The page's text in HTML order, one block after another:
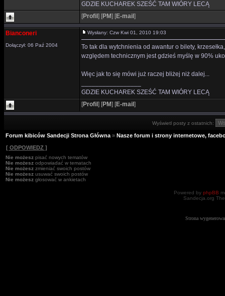
GDZIE KUCHAREK SZEŚĆ TAM WIÓRY LECĄ
[Profil ] [PM] [E-mail ]
Bianconeri
Dołączył: 06 Paź 2004
Wysłany: Czw Kwi 01, 2010 19:03
To tak dla wytchnienia od awantur o bilety,
względem technicznym jest gdzieś myślę w 90%
Więc jak to się mówi już raczej bliżej niż dalej...
GDZIE KUCHAREK SZEŚĆ TAM WIÓRY LECĄ
[Profil ] [PM] [E-mail ]
Wyświetl posty z ostatnich:
Forum kibiców Sandecji Strona Główna » Nasze forum i strony internetowe,
[ ODPOWIEDZ ]
Nie możesz pisać nowych tematów
Nie możesz odpowiadać w tematach
Nie możesz zmieniać swoich postów
Nie możesz usuwać swoich postów
Nie możesz głosować w ankietach
Powered by phpBB
Sandecja.org
Strona